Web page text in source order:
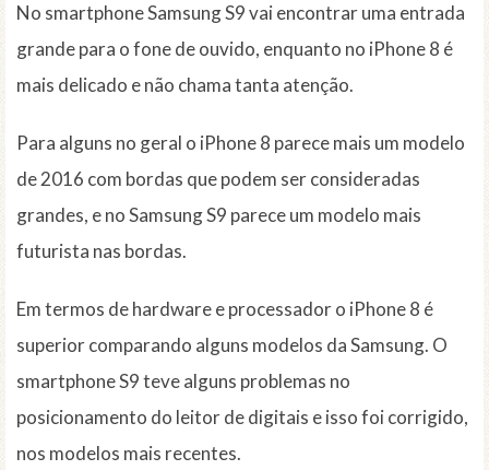
No smartphone Samsung S9 vai encontrar uma entrada
grande para o fone de ouvido, enquanto no iPhone 8 é
mais delicado e não chama tanta atenção.
Para alguns no geral o iPhone 8 parece mais um modelo
de 2016 com bordas que podem ser consideradas
grandes, e no Samsung S9 parece um modelo mais
futurista nas bordas.
Em termos de hardware e processador o iPhone 8 é
superior comparando alguns modelos da Samsung. O
smartphone S9 teve alguns problemas no
posicionamento do leitor de digitais e isso foi corrigido,
nos modelos mais recentes.